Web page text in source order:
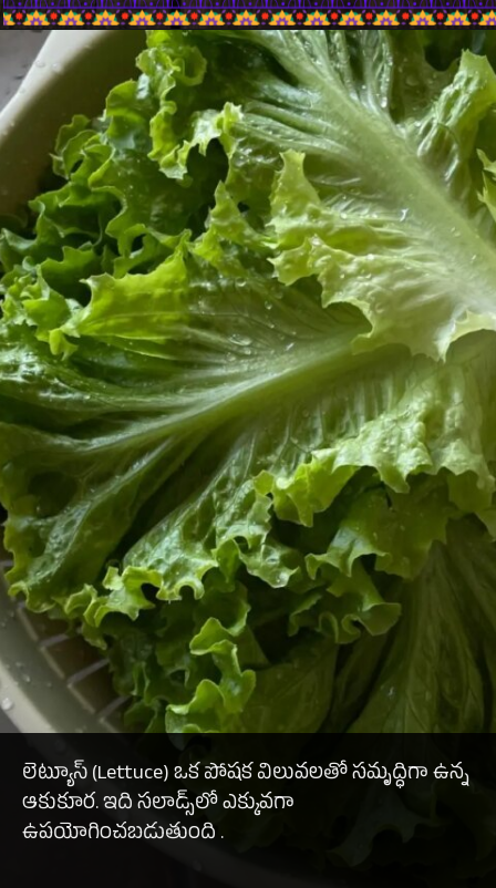
లెట్యూస్ (Lettuce) ఒక పోషక విలువలతో సమృద్ధిగా ఉన్న
ఆకుకూర. ఇది సలాడ్స్‌లో ఎక్కువగా
ఉపయోగించబడుతుంది .